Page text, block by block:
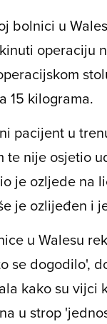
bolnici u
operaciju
15 kilograma.
pacijent u
te nije osjetio
je ozljede na
je ozlijeđen i
u Walesu
se dogodilo',
kako su vijci
u strop